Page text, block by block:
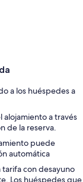
a los huéspedes a
alojamiento a través
de la reserva.
puede
automática
tarifa con desayuno
Los huéspedes que